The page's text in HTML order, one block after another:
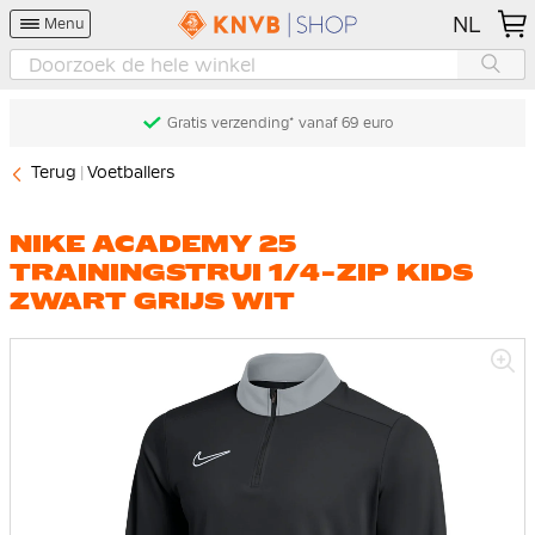
Menu NL
Gratis verzending* vanaf 69 euro
Terug Voetballers
NIKE ACADEMY 25
TRAININGSTRUI 1/4-ZIP KIDS
ZWART GRIJS WIT